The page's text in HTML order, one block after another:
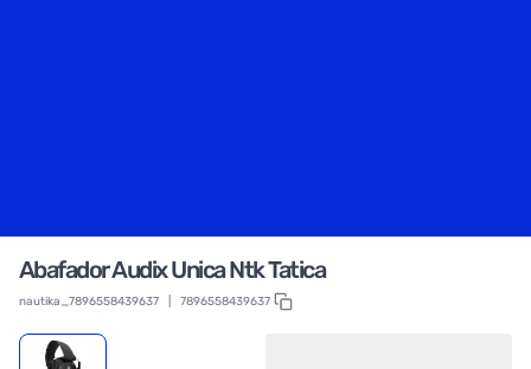
Abafador Audix Unica Ntk Tatica
nautika_7896558439637 7896558439637